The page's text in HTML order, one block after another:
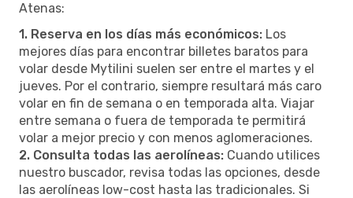
Atenas:
1. Reserva en los días más económicos: Los
mejores días para encontrar billetes baratos para
volar desde Mytilini suelen ser entre el martes y el
jueves. Por el contrario, siempre resultará más caro
volar en fin de semana o en temporada alta. Viajar
entre semana o fuera de temporada te permitirá
volar a mejor precio y con menos aglomeraciones.
2. Consulta todas las aerolíneas: Cuando utilices
nuestro buscador, revisa todas las opciones, desde
las aerolíneas low-cost hasta las tradicionales. Si